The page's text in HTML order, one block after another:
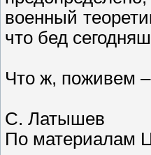
военный
что бед
Что ж, поживем
С. Латышев
По материалам